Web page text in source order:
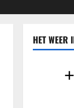
HET WEER